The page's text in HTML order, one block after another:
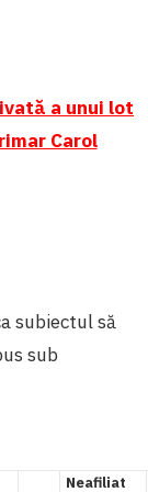
a unui lot
Carol
subiectul să
sub
Neafiliat